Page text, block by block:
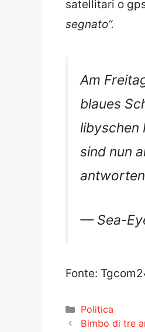
segnato”.
blaues
libyschen
sind nun
Bimbo di tre
Lampedusa,